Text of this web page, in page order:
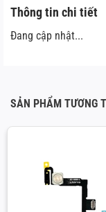
Mô tả:
hoặc
không
Thông tin chi tiết
Đang cập nhật...
SẢN PHẨM TƯƠNG